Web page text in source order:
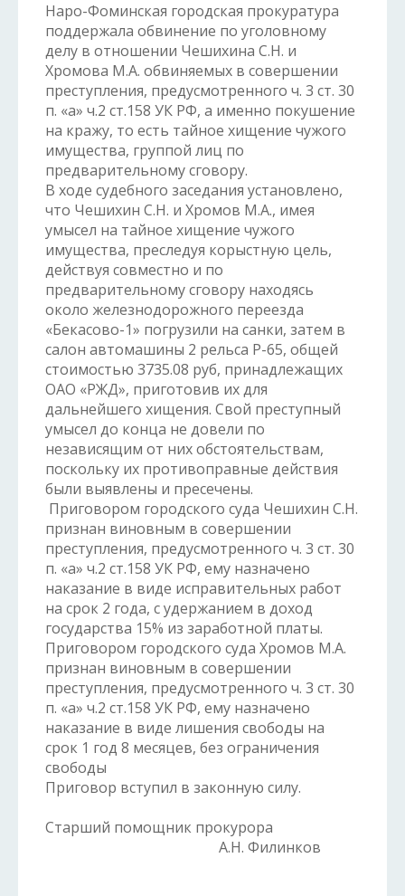
Наро-Фоминская городская прокуратура
поддержала обвинение по уголовному
делу в отношении Чешихина С.Н. и
Хромова М.А. обвиняемых в совершении
преступления, предусмотренного ч. 3 ст. 30
п. «а» ч.2 ст.158 УК РФ, а именно покушение
на кражу, то есть тайное хищение чужого
имущества, группой лиц по
предварительному сговору.
В ходе судебного заседания установлено,
что Чешихин С.Н. и Хромов М.А., имея
умысел на тайное хищение чужого
имущества, преследуя корыстную цель,
действуя совместно и по
предварительному сговору находясь
около железнодорожного переезда
«Бекасово-1» погрузили на санки, затем в
салон автомашины 2 рельса Р-65, общей
стоимостью 3735.08 руб, принадлежащих
ОАО «РЖД», приготовив их для
дальнейшего хищения. Свой преступный
умысел до конца не довели по
независящим от них обстоятельствам,
поскольку их противоправные действия
были выявлены и пресечены.
Приговором городского суда Чешихин С.Н.
признан виновным в совершении
преступления, предусмотренного ч. 3 ст. 30
п. «а» ч.2 ст.158 УК РФ, ему назначено
наказание в виде исправительных работ
на срок 2 года, с удержанием в доход
государства 15% из заработной платы.
Приговором городского суда Хромов М.А.
признан виновным в совершении
преступления, предусмотренного ч. 3 ст. 30
п. «а» ч.2 ст.158 УК РФ, ему назначено
наказание в виде лишения свободы на
срок 1 год 8 месяцев, без ограничения
свободы
Приговор вступил в законную силу.
Старший помощник прокурора
А.Н. Филинков